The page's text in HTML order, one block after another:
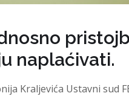
naplaćivati.
Kraljevića Ustavni sud